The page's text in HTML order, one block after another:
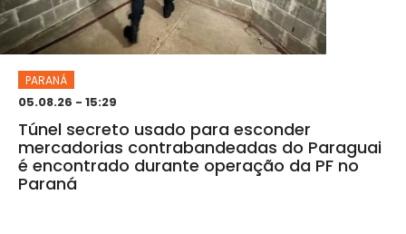
PARANÁ
05.08.26 - 15:29
Túnel secreto usado para esconder
mercadorias contrabandeadas do Paraguai
é encontrado durante operação da PF no
Paraná